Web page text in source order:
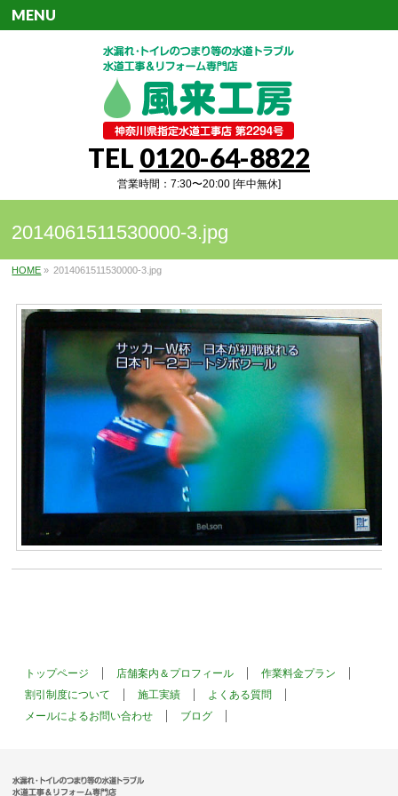
TEL 0120-64-8822
営業時間：7:30〜20:00 [年中無休]
MENU
2014061511530000-3.jpg
HOME » 2014061511530000-3.jpg
トップページ 店舗案内＆プロフィール
作業料金プラン
割引制度について
施工実績
よくある質問
メールによるお問い合わせ
ブログ